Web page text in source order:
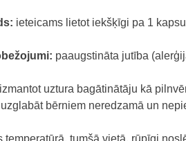
ieteicams lietot iekšķīgi pa 1
paaugstināta jutība
uztura bagātinātāju kā
bērniem neredzamā un
temperatūrā, tumšā vietā, rūpīgi